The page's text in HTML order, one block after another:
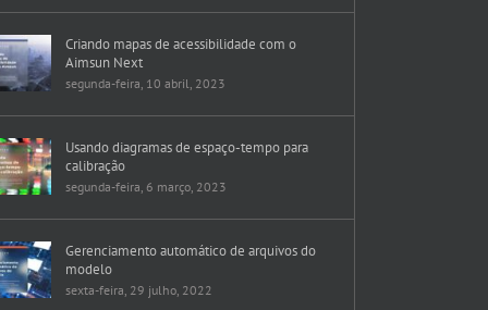
Criando mapas de acessibilidade com o
Aimsun Next
segunda-feira, 10 abril, 2023
Usando diagramas de espaço-tempo para
calibração
segunda-feira, 6 março, 2023
Gerenciamento automático de arquivos do
modelo
sexta-feira, 29 julho, 2022